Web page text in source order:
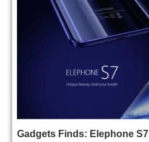
Gadgets Finds: Elephone S7